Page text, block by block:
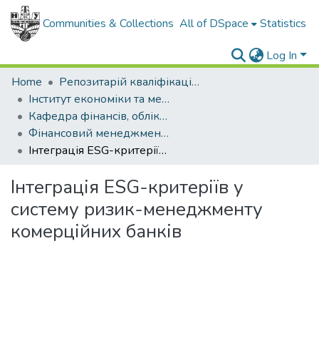
Communities & Collections All of DSpace Statistics
Log In
Home
Репозитарій кваліфікаційних робіт здобувачів вищої освіти
Інститут економіки та менеджменту
Кафедра фінансів, обліку та оподаткування
Фінансовий менеджмент у сфері бізнесу, магістр, 2025
Інтеграція ESG-критеріїв у систему ризик-менеджменту комерційних банків
Інтеграція ESG-критеріїв у
систему ризик-менеджменту
комерційних банків